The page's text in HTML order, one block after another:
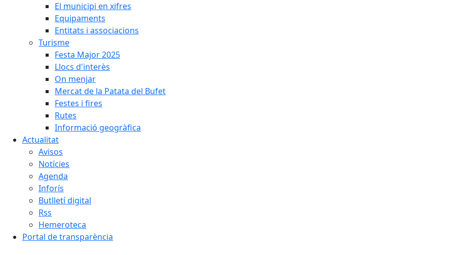
El municipi en xifres
Equipaments
Entitats i associacions
Turisme
Festa Major 2025
Llocs d'interès
On menjar
Mercat de la Patata del Bufet
Festes i fires
Rutes
Informació geogràfica
Actualitat
Avisos
Notícies
Agenda
Inforís
Butlletí digital
Rss
Hemeroteca
Portal de transparència